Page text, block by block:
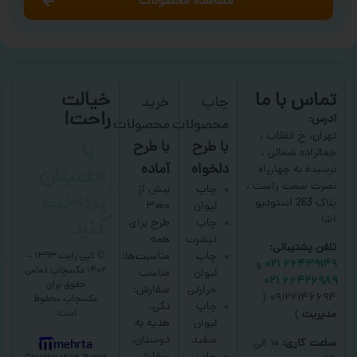
تماس با ما
آدرس:
تهران، خ انقلاب ،
جمالزاده شمالی ،
نرسیده به چهارراه
نصرت سمت راست ،
پلاک 263 استودیو
اشا
تلفن پشتیبانی:
۶۶۴۳۹۱۴۹ ۰۲۱
و
۶۶۴۲۶۹۸۹ ۰۲۱
۰۹۱۲۲۱۴۶۶۹۴ (
مدیریت )
ساعت کاری:
۱۰ الی
چاپ
محصولات
با طرح
دلخواه
چاپ
لیوان
چاپ
تیشرت
چاپ
لیوان
حرارتی
چاپ
لیوان
سفید
خرید
محصولات
با طرح
آماده
بیش از
۳۰۰۰
طرح برای
همه
مناسبت‌ها؛
مناسب
سفارش:
تکی،
هدیه به
دوستان،
خیالت
راحت!
۱۴۰۲ عکسچاپ
تمامی
حقوق برای
عکسچاپ محفوظ
است.
mehrta